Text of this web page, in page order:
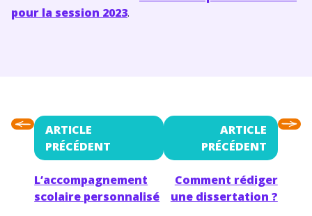
pour la session 2023.
ARTICLE
PRÉCÉDENT
L’accompagnement
scolaire personnalisé
ARTICLE
PRÉCÉDENT
Comment rédiger
une dissertation ?